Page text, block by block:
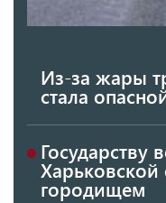
Из-за жары
стала
Государству
Харьковской
городищем